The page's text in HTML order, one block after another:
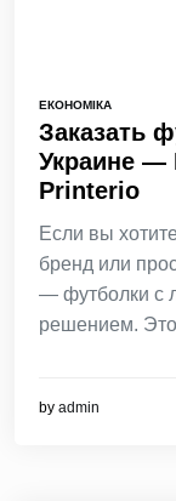
ЕКОНОМІКА
Заказать
Украине —
Printerio
Если вы
бренд или
— футболки с
решением. Это
by admin